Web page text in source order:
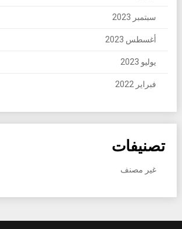
سبتمبر 2023
أغسطس 2023
يوليو 2023
فبراير 2022
تصنيفات
غير مصنف